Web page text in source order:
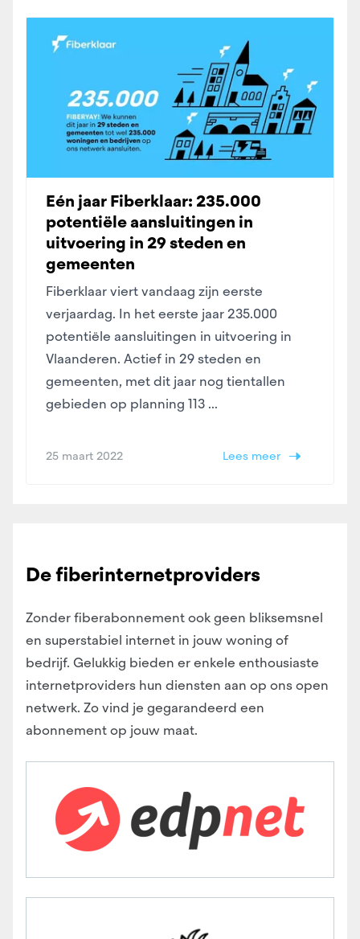
Eén jaar Fiberklaar: 235.000
potentiële aansluitingen in
uitvoering in 29 steden en
gemeenten
Fiberklaar viert vandaag zijn eerste
verjaardag. In het eerste jaar 235.000
potentiële aansluitingen in uitvoering in
Vlaanderen. Actief in 29 steden en
gemeenten, met dit jaar nog tientallen
gebieden op planning 113 ...
25 maart 2022 Lees meer
De fiberinternetproviders
Zonder fiberabonnement ook geen bliksemsnel
en superstabiel internet in jouw woning of
bedrijf. Gelukkig bieden er enkele enthousiaste
internetproviders hun diensten aan op ons open
netwerk. Zo vind je gegarandeerd een
abonnement op jouw maat.